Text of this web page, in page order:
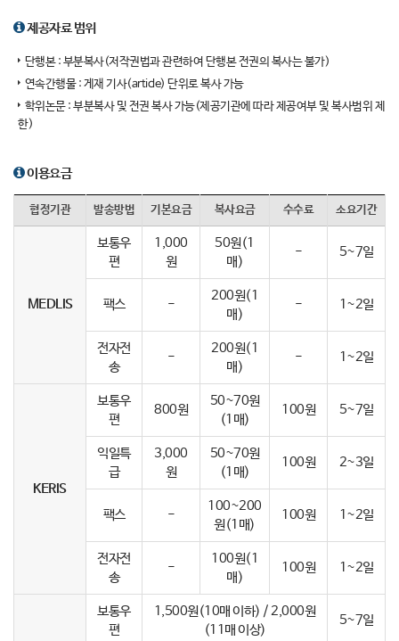
제공자료 범위
단행본 : 부분복사(저작권법과 관련하여 단행본 전권의 복사는 불가)
연속간행물 : 게재 기사(article) 단위로 복사 가능
학위논문 : 부분복사 및 전권 복사 가능(제공기관에 따라 제공여부 및 복사범위 제
한)
이용요금
협정기관 발송방법 기본요금 복사요금 수수료 소요기간
MEDLIS
보통우
편
1,000
원
50원(1
매)
- 5~7일
팩스 -
200원(1
매)
- 1~2일
전자전
송
-
200원(1
매)
- 1~2일
KERIS
보통우
편
800원
50~70원
(1매)
100원 5~7일
익일특
급
3,000
원
50~70원
(1매)
100원 2~3일
팩스 -
100~200
원(1매)
100원 1~2일
전자전
송
-
100원(1
매)
100원 1~2일
보통우
편
1,500원(10매 이하) / 2,000원
(11매 이상)
5~7일